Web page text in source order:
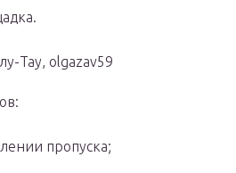
Тау, olgazav59
пропуска;